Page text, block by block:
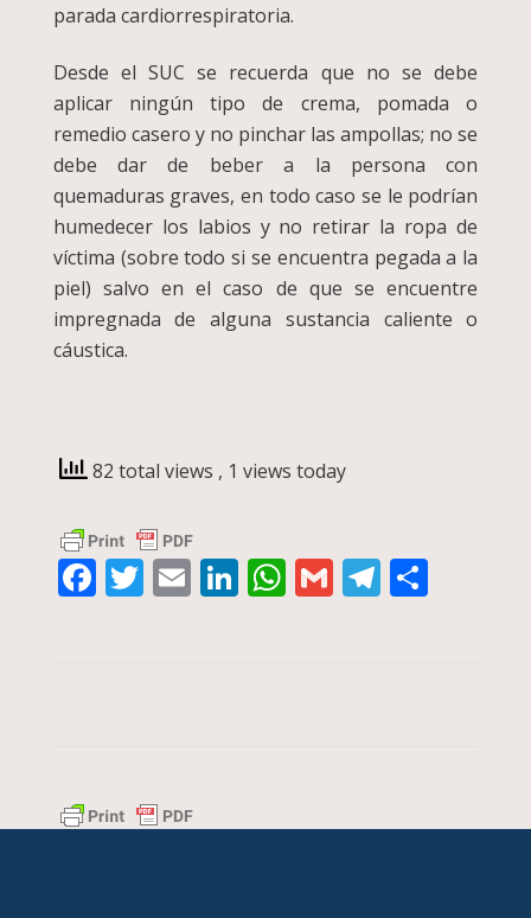
parada cardiorrespiratoria.
Desde el SUC se recuerda que no se debe
aplicar ningún tipo de crema, pomada o
remedio casero y no pinchar las ampollas; no se
debe dar de beber a la persona con
quemaduras graves, en todo caso se le podrían
humedecer los labios y no retirar la ropa de
víctima (sobre todo si se encuentra pegada a la
piel) salvo en el caso de que se encuentre
impregnada de alguna sustancia caliente o
cáustica.
82 total views , 1 views today
Facebook
Twitter
EmailLinkedIn
WhatsApp
Gmail